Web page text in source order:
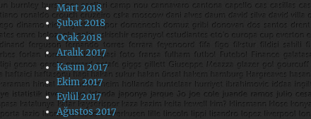
Mart 2018
Şubat 2018
Ocak 2018
Aralık 2017
Kasım 2017
Ekim 2017
Eylül 2017
Ağustos 2017